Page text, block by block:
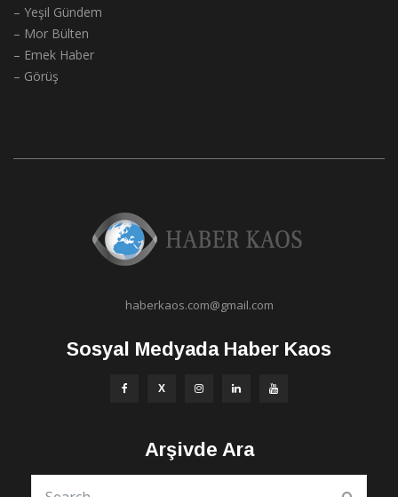
– Yeşil Gündem
– Mor Bülten
– Emek Haber
– Görüş
haberkaos.com@gmail.com
Sosyal Medyada Haber Kaos
Arşivde Ara